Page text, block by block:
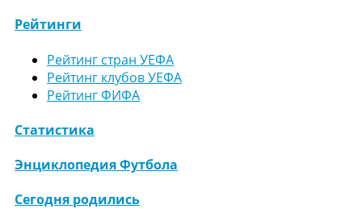
Рейтинги
Рейтинг стран УЕФА
Рейтинг клубов УЕФА
Рейтинг ФИФА
Статистика
Энциклопедия Футбола
Сегодня родились